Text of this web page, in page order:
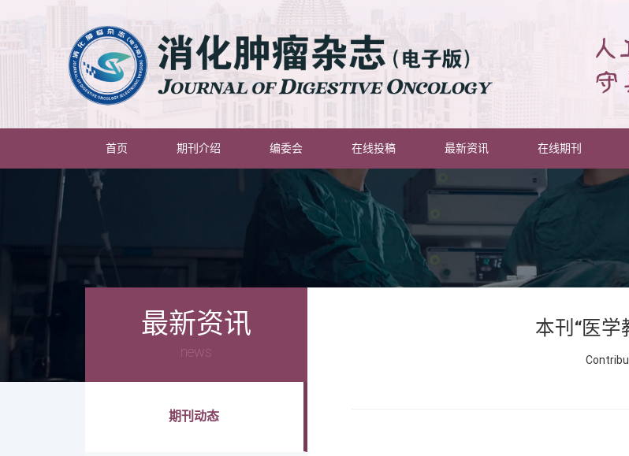
首页(current) 期刊介绍 编委会 在线投稿 最新资讯 在线期刊
最新资讯
news
期刊动态
本刊“医学